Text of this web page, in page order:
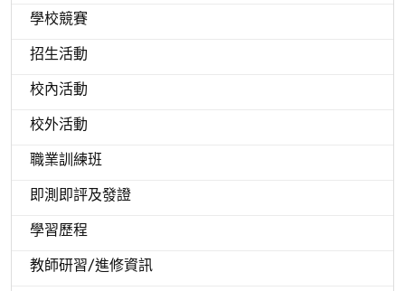
學校競賽
招生活動
校內活動
校外活動
職業訓練班
即測即評及發證
學習歷程
教師研習/進修資訊